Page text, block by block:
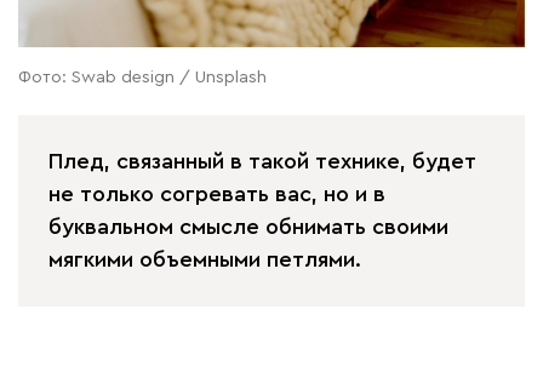
Фото: Swab design / Unsplash
Плед, связанный в такой технике, будет
не только согревать вас, но и в
буквальном смысле обнимать своими
мягкими объемными петлями.